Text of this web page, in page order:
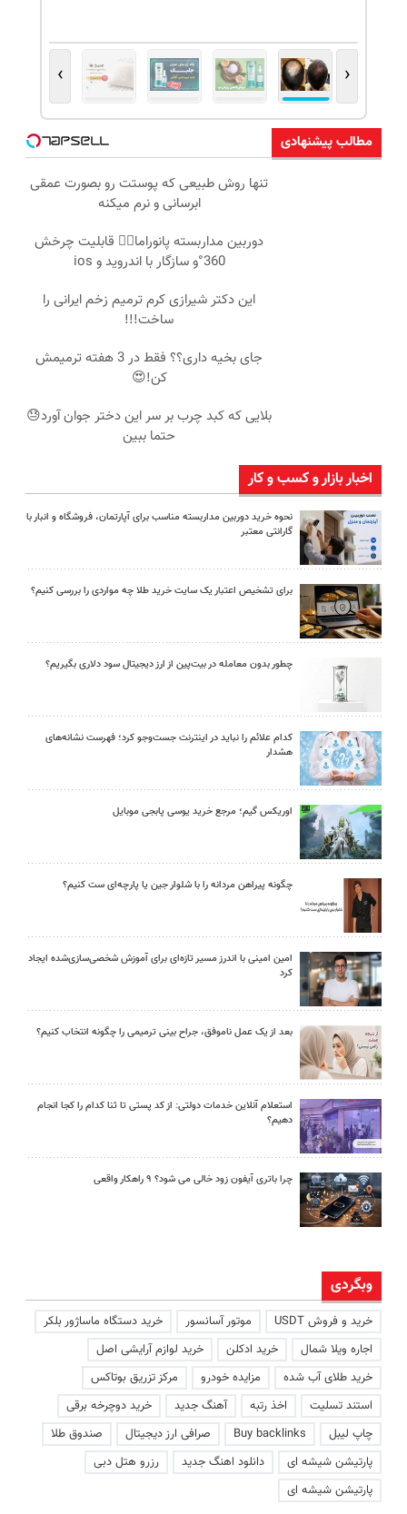
‹
›
مطالب پیشنهادی
تنها روش طبیعی که پوستت رو بصورت عمقی
ابرسانی و نرم میکنه
دوربین مداربسته پانوراما👈🏻 قابلیت چرخش
360°و سازگار با اندروید و ios
این دکتر شیرازی کرم ترمیم زخم ایرانی را
ساخت!!!
جای بخیه داری؟؟ فقط در 3 هفته ترمیمش
کن!😍
بلایی که کبد چرب بر سر این دختر جوان آورد😓
حتما ببین
اخبار بازار و کسب و کار
نحوه خرید دوربین مداربسته مناسب برای آپارتمان، فروشگاه و انبار با
گارانتی معتبر
برای تشخیص اعتبار یک سایت خرید طلا چه مواردی را بررسی کنیم؟
چطور بدون معامله در بیت‌پین از ارز دیجیتال سود دلاری بگیریم؟
کدام علائم را نباید در اینترنت جست‌وجو کرد؛ فهرست نشانه‌های
هشدار
اوریکس گیم؛ مرجع خرید یوسی پابجی موبایل
چگونه پیراهن مردانه را با شلوار جین یا پارچه‌ای ست کنیم؟
امین امینی با اندرز مسیر تازه‌ای برای آموزش شخصی‌سازی‌شده ایجاد
کرد
بعد از یک عمل ناموفق، جراح بینی ترمیمی را چگونه انتخاب کنیم؟
استعلام آنلاین خدمات دولتی: از کد پستی تا ثنا کدام را کجا انجام
دهیم؟
چرا باتری آیفون زود خالی می شود؟ ۹ راهکار واقعی
وبگردی
خرید و فروش USDT موتور آسانسور
خرید دستگاه ماساژور بلکر
اجاره ویلا شمال
خرید ادکلن
خرید لوازم آرایشی اصل
خرید طلای آب شده
مزایده خودرو
مرکز تزریق بوتاکس
استند تسلیت
اخذ رتبه آهنگ جدید
خرید دوچرخه برقی
چاپ لیبل
Buy backlinks صرافی ارز دیجیتال
صندوق طلا
پارتیشن شیشه ای
دانلود اهنگ جدید
رزرو هتل دبی
پارتیشن شیشه ای